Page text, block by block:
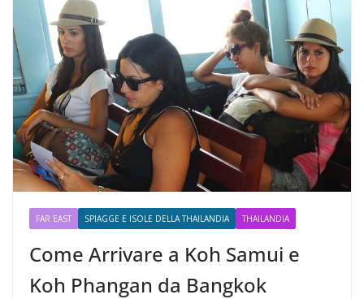
FAR EAST SPIAGGE E ISOLE DELLA THAILANDIA THAILANDIA
Come Arrivare a Koh Samui e
Koh Phangan da Bangkok